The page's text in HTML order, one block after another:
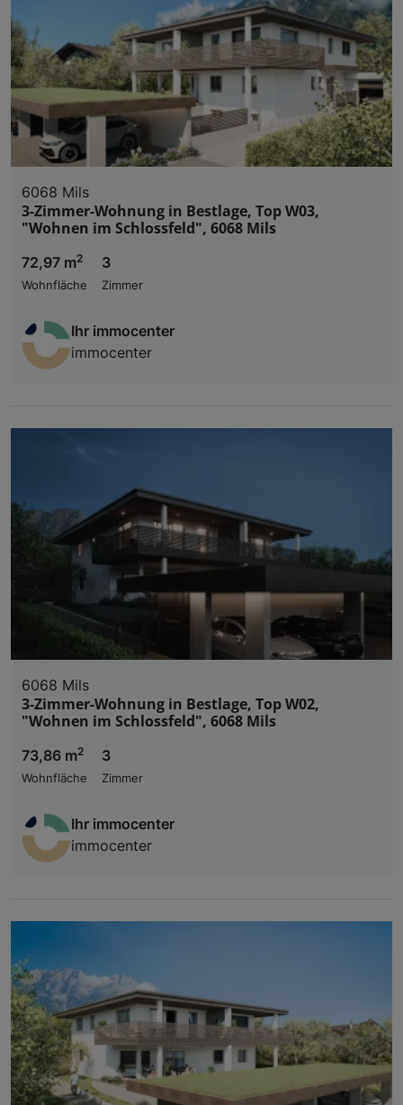
6068 Mils
3-Zimmer-Wohnung in Bestlage, Top W03,
"Wohnen im Schlossfeld", 6068 Mils
72,97 m2
Wohnfläche
3
Zimmer
Ihr immocenter
immocenter
6068 Mils
3-Zimmer-Wohnung in Bestlage, Top W02,
"Wohnen im Schlossfeld", 6068 Mils
73,86 m2
Wohnfläche
3
Zimmer
Ihr immocenter
immocenter